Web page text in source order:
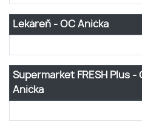
Lekáreň - OC Anička
Supermarket FRESH Plus -
Anička